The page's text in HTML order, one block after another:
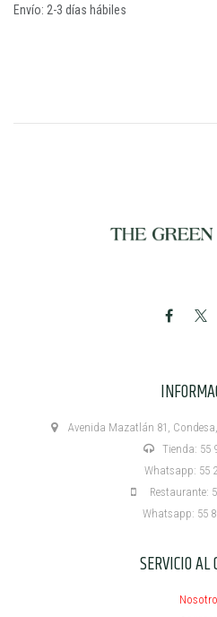
Envío: 2-3 días hábiles
Avenida Mazatlán 81, Condesa,
Tienda: 55
Whatsapp: 55
Restaurante:
Whatsapp: 55
SERVICIO AL